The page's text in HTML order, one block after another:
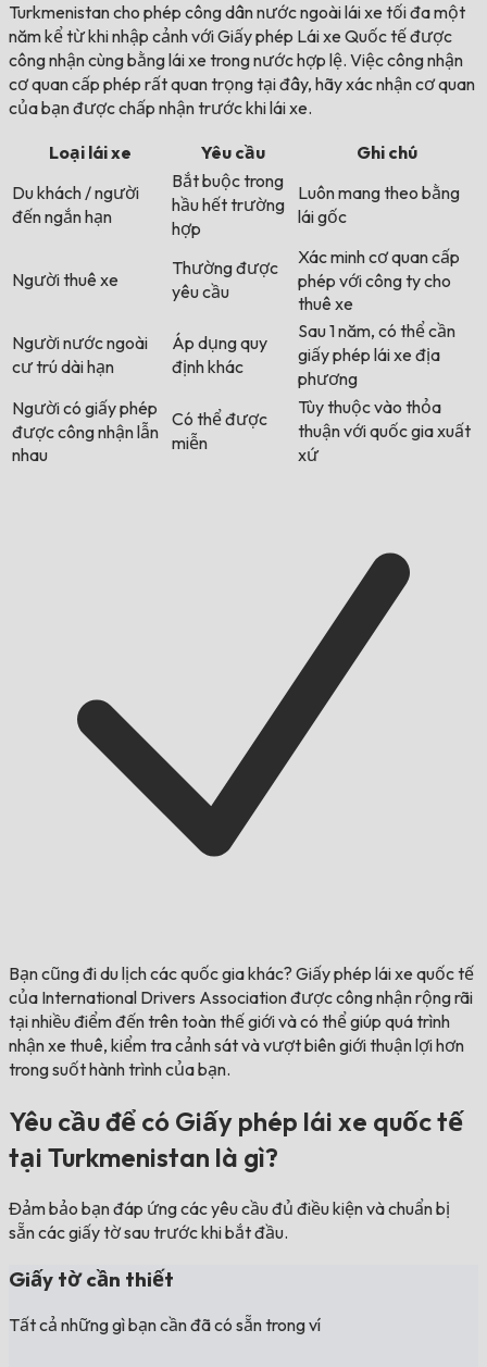
Turkmenistan cho phép công dân nước ngoài lái xe tối đa một
năm kể từ khi nhập cảnh với Giấy phép Lái xe Quốc tế được
công nhận cùng bằng lái xe trong nước hợp lệ. Việc công nhận
cơ quan cấp phép rất quan trọng tại đây, hãy xác nhận cơ quan
của bạn được chấp nhận trước khi lái xe.
Loại lái xe Yêu cầu
Ghi chú
Du khách / người
đến ngắn hạn
Bắt buộc trong
hầu hết trường
hợp
Luôn mang theo bằng
lái gốc
Người thuê xe
Thường được
yêu cầu
Xác minh cơ quan cấp
phép với công ty cho
thuê xe
Người nước ngoài
cư trú dài hạn
Áp dụng quy
định khác
Sau 1 năm, có thể cần
giấy phép lái xe địa
phương
Người có giấy phép
được công nhận lẫn
nhau
Có thể được
miễn
Tùy thuộc vào thỏa
thuận với quốc gia xuất
xứ
Bạn cũng đi du lịch các quốc gia khác? Giấy phép lái xe quốc tế
của International Drivers Association được công nhận rộng rãi
tại nhiều điểm đến trên toàn thế giới và có thể giúp quá trình
nhận xe thuê, kiểm tra cảnh sát và vượt biên giới thuận lợi hơn
trong suốt hành trình của bạn.
Yêu cầu để có Giấy phép lái xe quốc tế
tại Turkmenistan là gì?
Đảm bảo bạn đáp ứng các yêu cầu đủ điều kiện và chuẩn bị
sẵn các giấy tờ sau trước khi bắt đầu.
Giấy tờ cần thiết
Tất cả những gì bạn cần đã có sẵn trong ví